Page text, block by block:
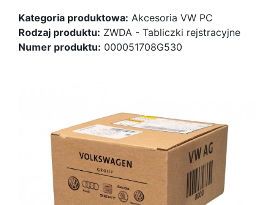
Kategoria produktowa: Akcesoria VW PC
Rodzaj produktu: ZWDA - Tabliczki rejstracyjne
Numer produktu: 000051708G530